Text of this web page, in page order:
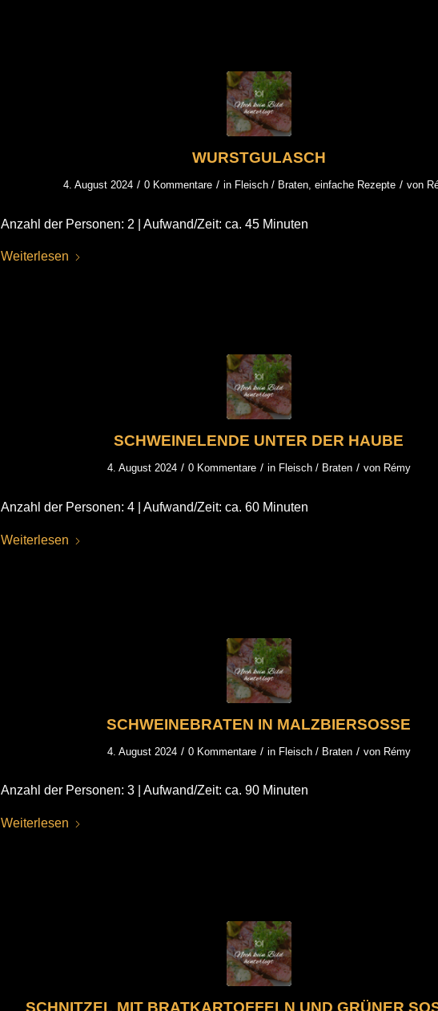
WURSTGULASCH
4. August 2024 / 0 Kommentare / in Fleisch / Braten, einfache Rezepte / von
Anzahl der Personen: 2 | Aufwand/Zeit: ca. 45 Minuten
Weiterlesen
SCHWEINELENDE UNTER DER HAUBE
4. August 2024 / 0 Kommentare / in Fleisch / Braten / von Rémy
Anzahl der Personen: 4 | Aufwand/Zeit: ca. 60 Minuten
Weiterlesen
SCHWEINEBRATEN IN MALZBIERSOSSE
4. August 2024 / 0 Kommentare / in Fleisch / Braten / von Rémy
Anzahl der Personen: 3 | Aufwand/Zeit: ca. 90 Minuten
Weiterlesen
SCHNITZEL MIT BRATKARTOFFELN UND GRÜNER